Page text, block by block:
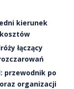
kierunek
łączący
przewodnik po
organizacji